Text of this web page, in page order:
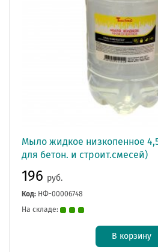
Мыло жидкое низкопенное
для бетон. и строит.смесей)
196 руб.
Код: НФ-00006748
На складе:
В корзину